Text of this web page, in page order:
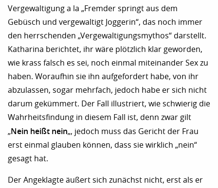
Vergewaltigung a la „Fremder springt aus dem
Gebüsch und vergewaltigt Joggerin“, das noch immer
den herrschenden „Vergewaltigungsmythos“ darstellt.
Katharina berichtet, ihr wäre plötzlich klar geworden,
wie krass falsch es sei, noch einmal miteinander Sex zu
haben. Woraufhin sie ihn aufgefordert habe, von ihr
abzulassen, sogar mehrfach, jedoch habe er sich nicht
darum gekümmert. Der Fall illustriert, wie schwierig die
Wahrheitsfindung in diesem Fall ist, denn zwar gilt
„Nein heißt nein„, jedoch muss das Gericht der Frau
erst einmal glauben können, dass sie wirklich „nein“
gesagt hat.
Der Angeklagte äußert sich zunächst nicht, erst als er